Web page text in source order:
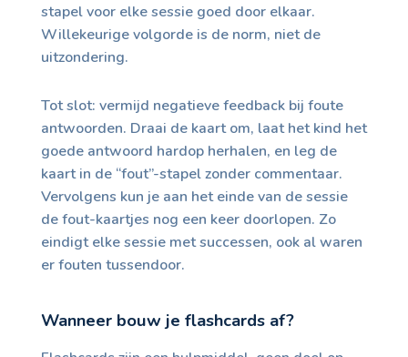
stapel voor elke sessie goed door elkaar.
Willekeurige volgorde is de norm, niet de
uitzondering.
Tot slot: vermijd negatieve feedback bij foute
antwoorden. Draai de kaart om, laat het kind het
goede antwoord hardop herhalen, en leg de
kaart in de “fout”-stapel zonder commentaar.
Vervolgens kun je aan het einde van de sessie
de fout-kaartjes nog een keer doorlopen. Zo
eindigt elke sessie met successen, ook al waren
er fouten tussendoor.
Wanneer bouw je flashcards af?